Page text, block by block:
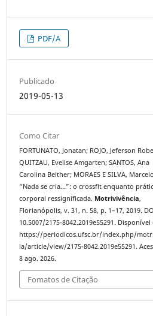
PDF/A
Publicado
2019-05-13
Como Citar
FORTUNATO, Jonatan; ROJO, Jeferson
QUITZAU, Evelise Amgarten; SANTOS, Ana
Carolina Belther; MORAES E SILVA,
“Nada se cria...”: o crossfit enquanto
corporal ressignificada. Motrivivência,
Florianópolis, v. 31, n. 58, p. 1–17, 2019.
10.5007/2175-8042.2019e55291. Disponível
https://periodicos.ufsc.br/index.php/
ia/article/view/2175-8042.2019e55291.
8 ago. 2026.
Fomatos de Citação